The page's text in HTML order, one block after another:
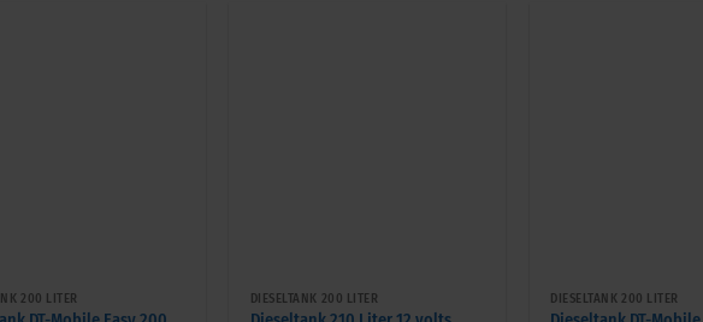
200 LITER DIESELTANK 200 LITER DIESELTANK 200 LITER